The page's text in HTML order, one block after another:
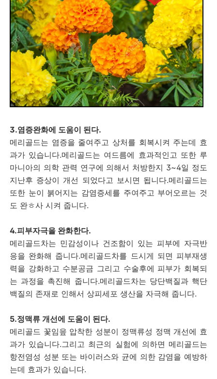
3.염증완화에 도움이 된다.
메리골드는 염증을 줄여주고 상처를 회복시켜 주는데 효
과가 있습니다.메리골드는 여드름에 효과적인고 또한 루
마니아의 의학 관력 연구에 의해서 처방한지 3~4일 정도
지난후 증상이 개선 되었다고 보시면 됩니다.메리골드는
또한 눈이 붉어지는 감염증세를 주여주고 부어오르는 것
도 완ㅎ사 시켜 줍니다.
4.피부자극을 완화한다.
메리골드차는 민감성이나 건조함이 있는 피부에 자극반
응을 완화해 줍니다.메리골드차를 드시게 되면 피부재생
력을 강화하고 수분공금 그리고 수술후에 피부가 회복되
는 과정을 촉진해 줍니다.메리골드차는 당단백질과 핵단
백질의 존재로 인해서 상피세포 생산을 자극해 줍니다.
5.정맥류 개선에 도움이 된다.
메리골드 꽃임읖 압착한 성분이 정맥류성 정맥 개선에 효
과가 있습니다.그리고 최근의 실험에 의하면 메리골드는
항전염성 성분 또는 바이러스와 균에 의한 감염을 예방하
는데 효과가 있습니다.